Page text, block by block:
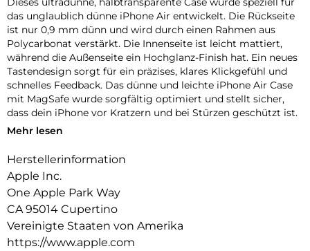
das unglaublich dünne iPhone Air entwickelt. Die Rückseite
ist nur 0,9 mm dünn und wird durch einen Rahmen aus
Polycarbonat verstärkt. Die Innenseite ist leicht mattiert,
während die Außenseite ein Hochglanz-Finish hat. Ein neues
Tastendesign sorgt für ein präzises, klares Klickgefühl und
schnelles Feedback. Das dünne und leichte iPhone Air Case
mit MagSafe wurde sorgfältig optimiert und stellt sicher,
dass dein iPhone vor Kratzern und bei Stürzen geschützt ist.
Das Case funktioniert nahtlos mit der Kamera­steuerung, um
erkennen.
Mit zwei Verbindungs­punkten lässt sich dieses Case sicher
am Crossbody Band befestigen. So kannst du dein iPhone
einfach freihändig tragen.
Mit integrierten Magneten, die sich perfekt am iPhone Air
Mehr lesen
Herstellerinformation
Apple Inc.
One Apple Park Way
CA 95014 Cupertino
Vereinigte Staaten von Amerika
https://www.apple.com